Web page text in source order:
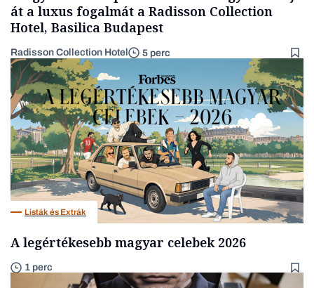
át a luxus fogalmát a Radisson Collection
Hotel, Basilica Budapest
Radisson Collection Hotel 5 perc
Listák és Extrák
A legértékesebb magyar celebek 2026
1 perc